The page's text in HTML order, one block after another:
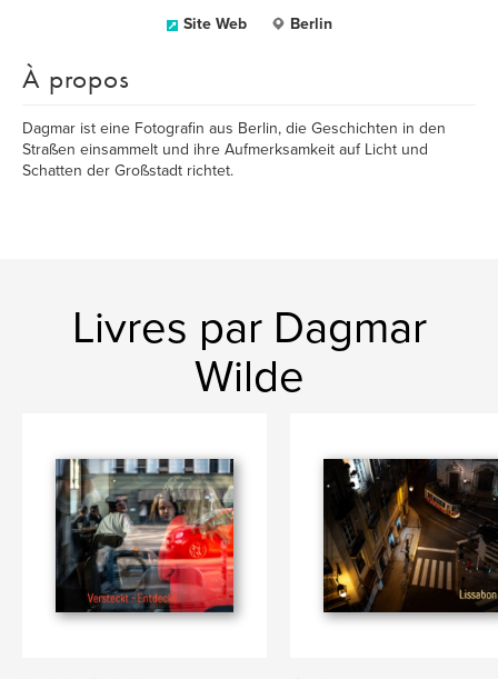
Site Web Berlin
À propos
Dagmar ist eine Fotografin aus Berlin, die Geschichten in den
Straßen einsammelt und ihre Aufmerksamkeit auf Licht und
Schatten der Großstadt richtet.
Livres par Dagmar
Wilde